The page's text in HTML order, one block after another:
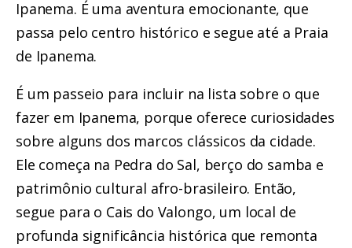
Ipanema. É uma aventura emocionante, que
passa pelo centro histórico e segue até a Praia
de Ipanema.
É um passeio para incluir na lista sobre o que
fazer em Ipanema, porque oferece curiosidades
sobre alguns dos marcos clássicos da cidade.
Ele começa na Pedra do Sal, berço do samba e
patrimônio cultural afro-brasileiro. Então,
segue para o Cais do Valongo, um local de
profunda significância histórica que remonta